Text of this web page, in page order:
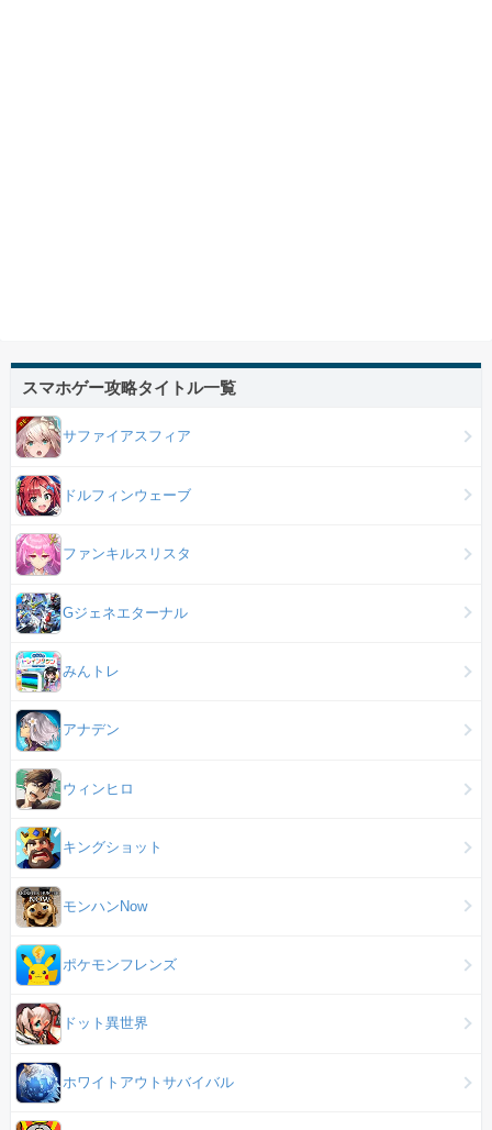
スマホゲー攻略タイトル一覧
サファイアスフィア
ドルフィンウェーブ
ファンキルスリスタ
Gジェネエターナル
みんトレ
アナデン
ウィンヒロ
キングショット
モンハンNow
ポケモンフレンズ
ドット異世界
ホワイトアウトサバイバル